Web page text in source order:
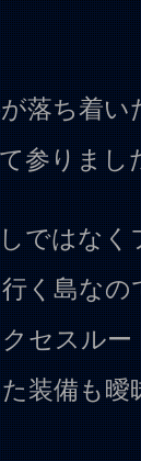
落ち着
参りま
ではな
く島な
セスルー
装備も